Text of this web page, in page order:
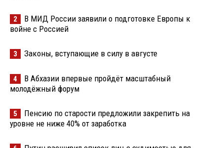
2
В МИД России заявили о подготовке Европы к
войне с Россией
3 Законы, вступающие в силу в августе
4
В Абхазии впервые пройдёт масштабный
молодёжный форум
5
Пенсию по старости предложили закрепить на
уровне не ниже 40% от заработка